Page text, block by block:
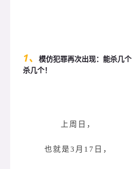
1、
模仿犯罪再次出现：能杀几个
杀几个！
上周日，
也就是3月17日，